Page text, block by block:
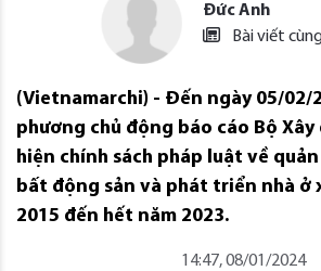
Đức Anh
Bài viết
(Vietnamarchi) - Đến ngày 05/02/
phương chủ động báo cáo Bộ
hiện chính sách pháp luật về
bất động sản và phát triển nhà ở
2015 đến hết năm 2023.
14:47, 08/01/2024